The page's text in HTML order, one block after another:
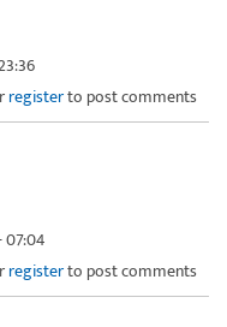
registerto post comments
07:04
registerto post comments